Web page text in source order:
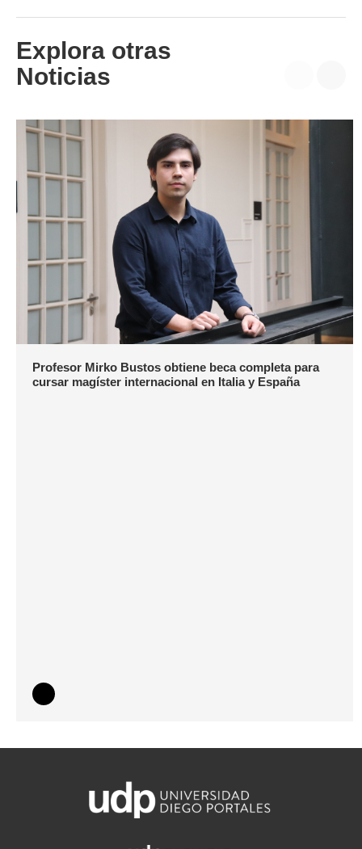
Explora otras
Noticias
Profesor Mirko Bustos obtiene beca completa para
cursar magíster internacional en Italia y España